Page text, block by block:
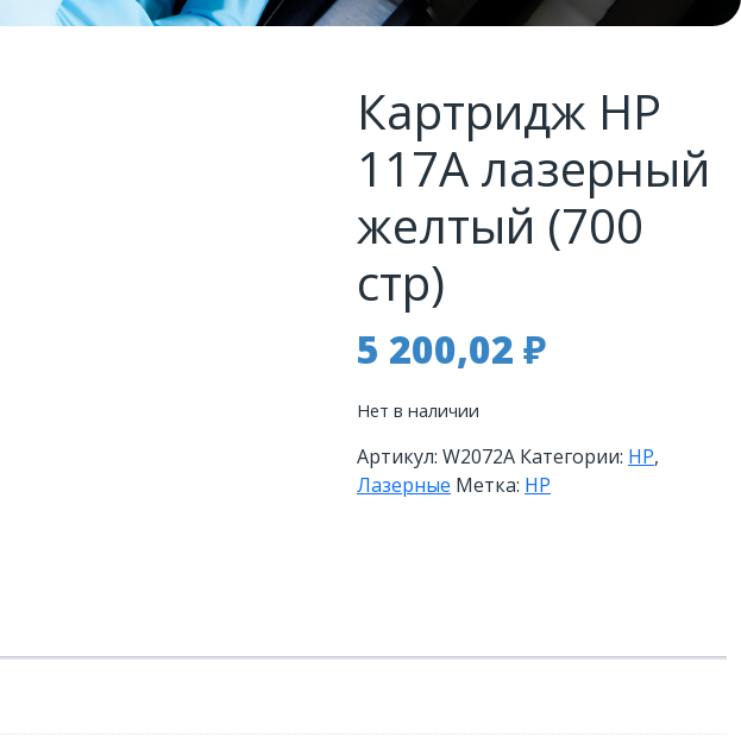
Картридж HP
117A лазерный
желтый (700
стр)
5 200,02 ₽
Нет в наличии
Артикул: W2072A Категории: HP,
Лазерные Метка: HP